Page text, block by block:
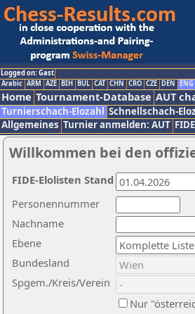
Logged on: Gast
Arabic ARM AZE BIH BUL CAT CHN CRO CZE DEN ENG
Home Tournament-Database AUT
Turnierschach-Elozahl Schnellschach-
Allgemeines Turnier anmelden: AUT FIDE
Willkommen bei den
Nachname
Ebene
Personennummer
Bundesland
Spgem./Kreis/Verein
Nur
FIDE-Elolisten Stand